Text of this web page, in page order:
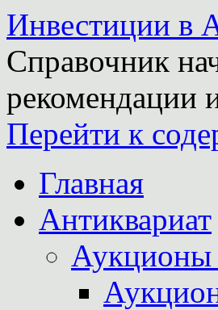
Инвестиции в
Справочник
рекомендации
Перейти к
Главная
Антиквариат
Аукционы